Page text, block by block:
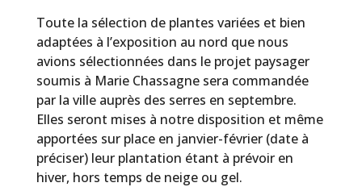
Toute la sélection de plantes variées et bien
adaptées à l’exposition au nord que nous
avions sélectionnées dans le projet paysager
soumis à Marie Chassagne sera commandée
par la ville auprès des serres en septembre.
Elles seront mises à notre disposition et même
apportées sur place en janvier-février (date à
préciser) leur plantation étant à prévoir en
hiver, hors temps de neige ou gel.